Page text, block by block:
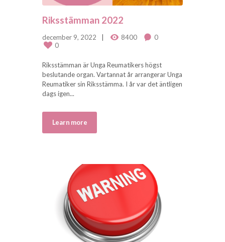
Riksstämman 2022
december 9, 2022 8400
0
0
Riksstämman är Unga Reumatikers högst
beslutande organ. Vartannat år arrangerar Unga
Reumatiker sin Riksstämma. I år var det äntligen
dags igen...
Learn more